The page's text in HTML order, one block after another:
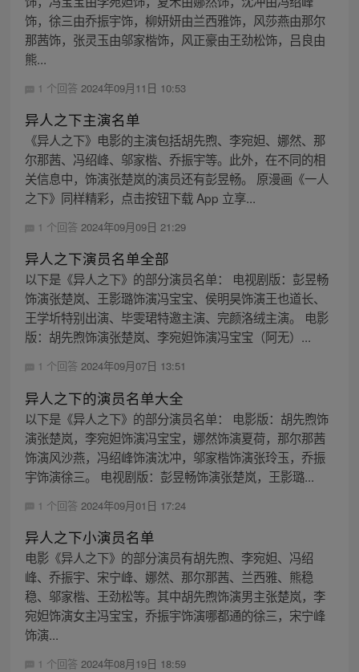
饰，徐三由乔振宇饰，柳妍妍由兰西雅饰，风莎燕由那尔
那茜饰，张灵玉由邬家楷饰，风正豪由王劲松饰，吕良由
熊...
1 个回答 2024年09月11日 10:53
异人之下主演名单
《异人之下》电影的主演包括胡先煦、李宛妲、娜然、那
尔那茜、冯绍峰、邬家楷、乔振宇等。此外，在不同的相
关信息中，饰演张楚岚的演员还有彭昱畅。 原漫画《一人
之下》同样精彩，点击按钮下载 App 立享...
1 个回答 2024年09月09日 21:29
异人之下演员名单全部
以下是《异人之下》的部分演员名单： 电视剧版：彭昱畅
饰演张楚岚、王影璐饰演冯宝宝、侯明昊饰演王也道长、
王学圻特别出演、毕雯珺特邀主演、完颜洛绒主演。 电影
版：胡先煦饰演张楚岚、李宛妲饰演冯宝宝（阿无）...
1 个回答 2024年09月07日 13:51
异人之下的演员名单大全
以下是《异人之下》的部分演员名单： 电影版：胡先煦饰
演张楚岚，李宛妲饰演冯宝宝，娜然饰演夏荷，那尔那茜
饰演风沙燕，冯绍峰饰演沈冲，邬家楷饰演张玲玉，乔振
宇饰演徐三。 电视剧版：彭昱畅饰演张楚岚，王影璐...
1 个回答 2024年09月01日 17:24
异人之下小演员名单
电影《异人之下》的部分演员有胡先煦、李宛妲、冯绍
峰、乔振宇、宋宁峰、娜然、那尔那茜、兰西雅、熊稳
稳、邬家楷、王劲松等。其中胡先煦饰演男主张楚岚，李
宛妲饰演女主冯宝宝，乔振宇饰演哪都通的徐三，宋宁峰
饰演...
1 个回答 2024年08月19日 18:59